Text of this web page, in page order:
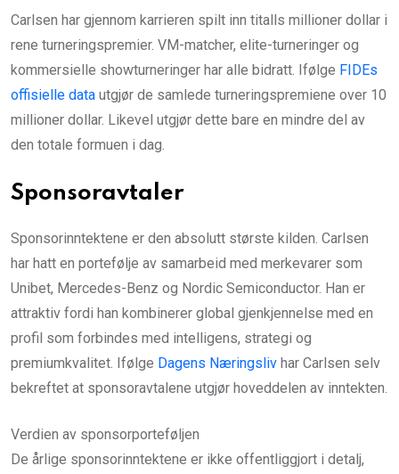
Carlsen har gjennom karrieren spilt inn titalls millioner dollar i
rene turneringspremier. VM-matcher, elite-turneringer og
kommersielle showturneringer har alle bidratt. Ifølge FIDEs
offisielle data utgjør de samlede turneringspremiene over 10
millioner dollar. Likevel utgjør dette bare en mindre del av
den totale formuen i dag.
Sponsoravtaler
Sponsorinntektene er den absolutt største kilden. Carlsen
har hatt en portefølje av samarbeid med merkevarer som
Unibet, Mercedes-Benz og Nordic Semiconductor. Han er
attraktiv fordi han kombinerer global gjenkjennelse med en
profil som forbindes med intelligens, strategi og
premiumkvalitet. Ifølge Dagens Næringsliv har Carlsen selv
bekreftet at sponsoravtalene utgjør hoveddelen av inntekten.
Verdien av sponsorporteføljen
De årlige sponsorinntektene er ikke offentliggjort i detalj,